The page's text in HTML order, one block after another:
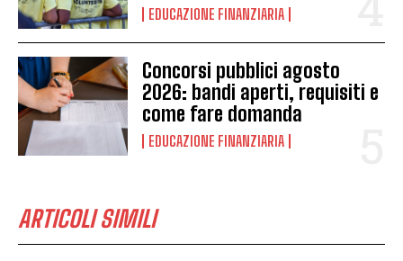
EDUCAZIONE FINANZIARIA
Concorsi pubblici agosto
2026: bandi aperti, requisiti e
come fare domanda
EDUCAZIONE FINANZIARIA
ARTICOLI SIMILI